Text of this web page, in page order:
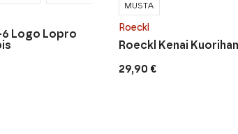
6 Logo Lopro
Roeckl
29,90 €
Roeckl Kenai
MUSTA